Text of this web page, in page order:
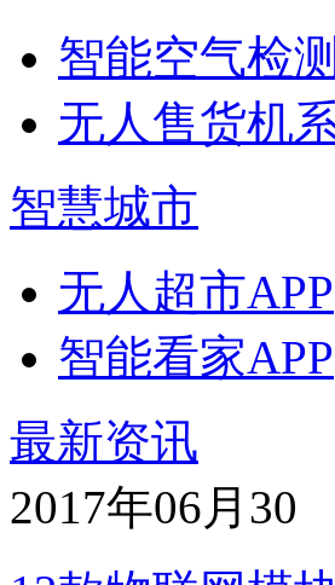
智能空气检测
无人售货机
智慧城市
无人超市APP
智能看家APP
最新资讯
2017年06月 30